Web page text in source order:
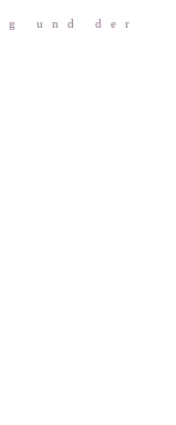
und der